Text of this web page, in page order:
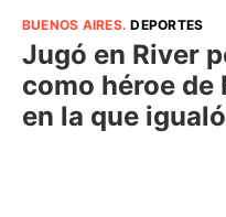
BUENOS AIRES.DEPORTES
Jugó en River
como héroe de
en la que